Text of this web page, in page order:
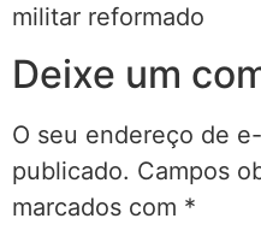
militar reformado
Deixe um
O seu endereço de
publicado. Campos
marcados com *